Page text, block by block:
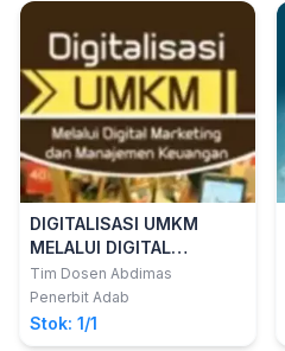
DIGITALISASI UMKM
MELALUI DIGITAL
MARKETING DAN
MANAJEMEN KEUANGAN
Tim Dosen Abdimas
Penerbit Adab
Stok: 1/1